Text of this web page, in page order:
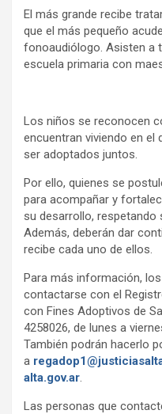
El más grande recibe
que el más pequeño
fonoaudiólogo. Asisten a
escuela primaria con
Los niños se reconocen
encuentran viviendo en el
ser adoptados juntos.
Por ello, quienes se
para acompañar y
su desarrollo, respetando
Además, deberán dar
recibe cada uno de ellos.
Para más información,
contactarse con el
con Fines Adoptivos de
4258026, de lunes a
También podrán hacerlo
a
alta.gov.ar.
Las personas que